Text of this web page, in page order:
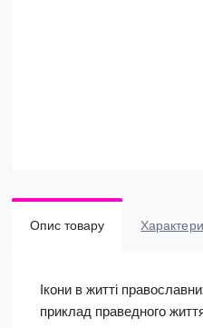
Опис товару
Ікони в житті
приклад праведного